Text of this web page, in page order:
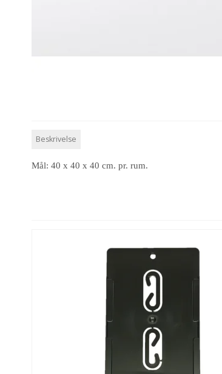
Beskrivelse
Mål: 40 x 40 x 40 cm. pr. rum.